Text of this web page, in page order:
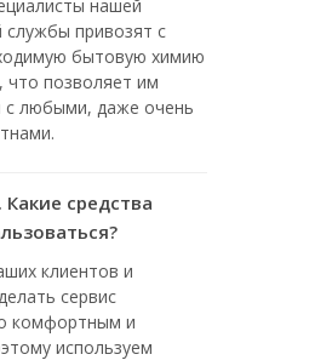
нашей
службы привозят с
бытовую химию
что позволяет им
с любыми, даже очень
Какие средства
клиентов и
сервис
комфортным и
используем